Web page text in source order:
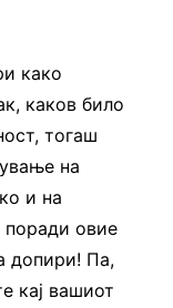
како
каков било
тогаш
на
и на
поради овие
допири! Па,
кај вашиот